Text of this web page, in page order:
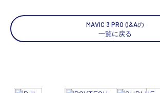
SEKIDO 会社概要
MAVIC 3 PRO Q&Aの
一覧に戻る